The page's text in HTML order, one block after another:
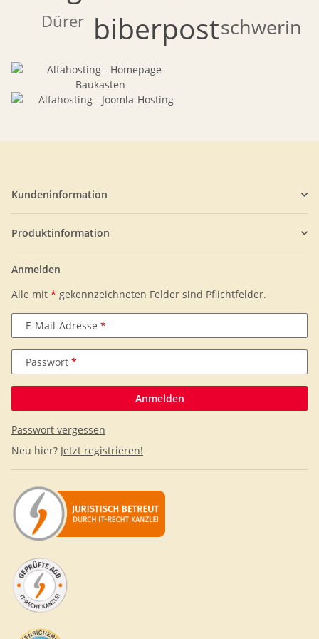
biberpostschwerin
Dürer
Kundeninformation
Produktinformation
Anmelden
Alle mit * gekennzeichneten Felder sind Pflichtfelder.
E-Mail-Adresse
Passwort
Anmelden
Passwort vergessen
Neu hier? Jetzt registrieren!